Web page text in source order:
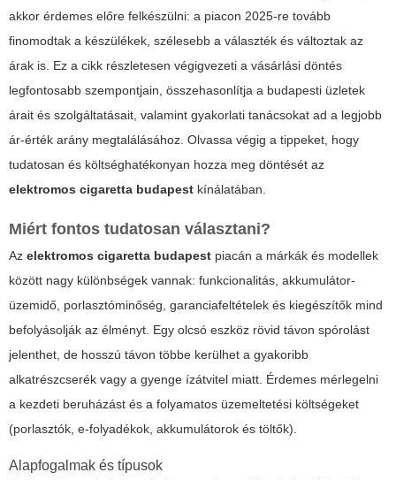
akkor érdemes előre felkészülni: a piacon 2025-re tovább
finomodtak a készülékek, szélesebb a választék és változtak az
árak is. Ez a cikk részletesen végigvezeti a vásárlási döntés
legfontosabb szempontjain, összehasonlítja a budapesti üzletek
árait és szolgáltatásait, valamint gyakorlati tanácsokat ad a legjobb
ár-érték arány megtalálásához. Olvassa végig a tippeket, hogy
tudatosan és költséghatékonyan hozza meg döntését az
elektromos cigaretta budapest kínálatában.
Miért fontos tudatosan választani?
Az elektromos cigaretta budapest piacán a márkák és modellek
között nagy különbségek vannak: funkcionalitás, akkumulátor-
üzemidő, porlasztóminőség, garanciafeltételek és kiegészítők mind
befolyásolják az élményt. Egy olcsó eszköz rövid távon spórolást
jelenthet, de hosszú távon többe kerülhet a gyakoribb
alkatrészcserék vagy a gyenge ízátvitel miatt. Érdemes mérlegelni
a kezdeti beruházást és a folyamatos üzemeltetési költségeket
(porlasztók, e-folyadékok, akkumulátorok és töltők).
Alapfogalmak és típusok